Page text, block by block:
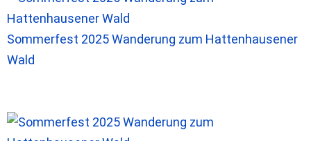
Sommerfest 2025 Wanderung zum Hattenhausener
Wald